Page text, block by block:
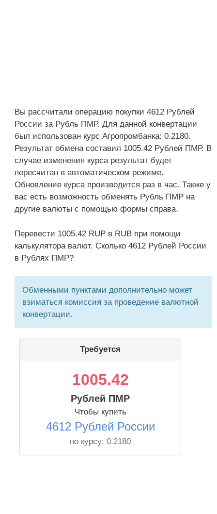
Вы рассчитали операцию покупки 4612 Рублей
России за Рубль ПМР. Для данной конвертации
был использован курс Агропромбанка: 0.2180.
Результат обмена составил 1005.42 Рублей ПМР. В
случае изменения курса результат будет
пересчитан в автоматическом режиме.
Обновление курса производится раз в час. Также у
вас есть возможность обменять Рубль ПМР на
другие валюты с помощью формы справа.
Перевести 1005.42 RUP в RUB при помощи
калькулятора валют. Сколько 4612 Рублей России
в Рублях ПМР?
Обменными пунктами дополнительно может
взиматься комиссия за проведение валютной
конвертации.
Требуется
1005.42
Рублей ПМР
Чтобы купить
4612 Рублей России
по курсу: 0.2180